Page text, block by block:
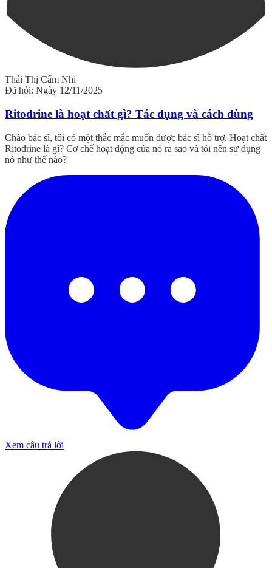
Thái Thị Cẩm Nhi
Đã hỏi: Ngày 12/11/2025
Ritodrine là hoạt chất gì? Tác dụng và cách dùng
Chào bác sĩ, tôi có một thắc mắc muốn được bác sĩ hỗ trợ. Hoạt chất
Ritodrine là gì? Cơ chế hoạt động của nó ra sao và tôi nên sử dụng
nó như thế nào?
Xem câu trả lời